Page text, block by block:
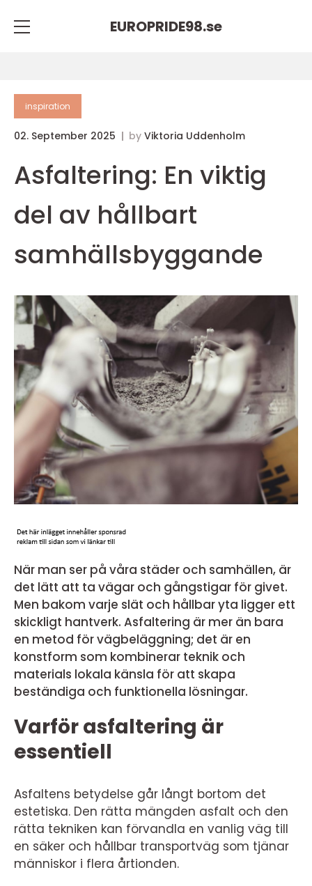
EUROPRIDE98.se
inspiration
02. September 2025 by Viktoria Uddenholm
Asfaltering: En viktig
del av hållbart
samhällsbyggande
När man ser på våra städer och samhällen, är
det lätt att ta vägar och gångstigar för givet.
Men bakom varje slät och hållbar yta ligger ett
skickligt hantverk. Asfaltering är mer än bara
en metod för vägbeläggning; det är en
konstform som kombinerar teknik och
materials lokala känsla för att skapa
beständiga och funktionella lösningar.
Varför asfaltering är
essentiell
Asfaltens betydelse går långt bortom det
estetiska. Den rätta mängden asfalt och den
rätta tekniken kan förvandla en vanlig väg till
en säker och hållbar transportväg som tjänar
människor i flera årtionden.